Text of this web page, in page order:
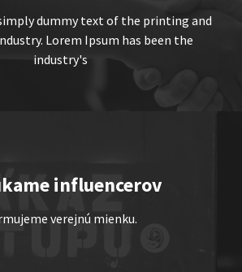
Čekovský
dummy text of the printing and
Lorem Ipsum has been the
industry's
influencerov
verejnú mienku.